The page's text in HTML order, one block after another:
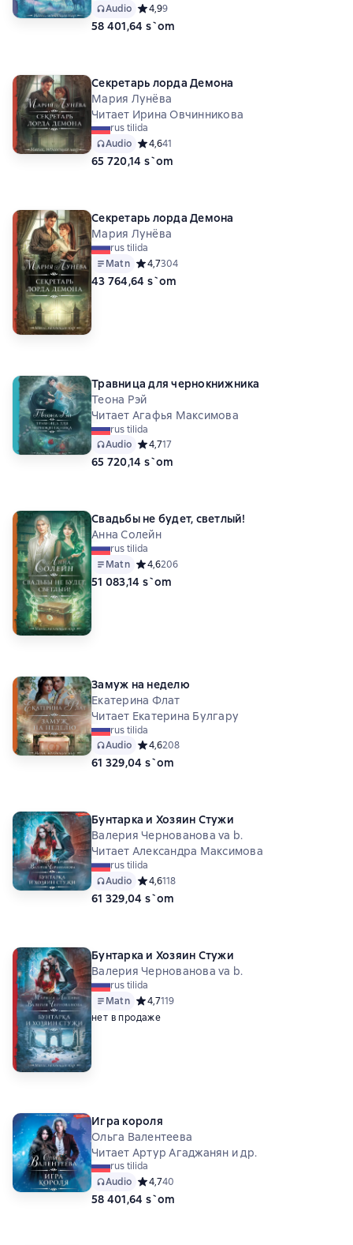
Audio Средний рейтинг 4,9 на основе 9 оценок
4,99
58 401,64 s`om
Секретарь лорда Демона
Мария Лунёва
Читает Ирина Овчинникова
rus tilida
Audio Средний рейтинг 4,6 на основе 41 оценок
4,641
65 720,14 s`om
Секретарь лорда Демона
Мария Лунёва
rus tilida
Matn Средний рейтинг 4,7 на основе 304 оценок
4,7304
43 764,64 s`om
Травница для чернокнижника
Теона Рэй
Читает Агафья Максимова
rus tilida
Audio Средний рейтинг 4,7 на основе 17 оценок
4,717
65 720,14 s`om
Свадьбы не будет, светлый!
Анна Солейн
rus tilida
Matn Средний рейтинг 4,6 на основе 206 оценок
4,6206
51 083,14 s`om
Замуж на неделю
Екатерина Флат
Читает Екатерина Булгару
rus tilida
Audio Средний рейтинг 4,6 на основе 208 оценок
4,6208
61 329,04 s`om
Бунтарка и Хозяин Стужи
Валерия Чернованова va b.
Читает Александра Максимова
rus tilida
Audio Средний рейтинг 4,6 на основе 118 оценок
4,6118
61 329,04 s`om
Бунтарка и Хозяин Стужи
Валерия Чернованова va b.
rus tilida
Matn Средний рейтинг 4,7 на основе 119 оценок
4,7119
нет в продаже
Игра короля
Ольга Валентеева
Читает Артур Агаджанян и др.
rus tilida
Audio Средний рейтинг 4,7 на основе 40 оценок
4,740
58 401,64 s`om